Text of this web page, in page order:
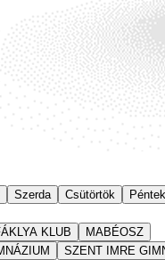
Szerda Csütörtök Péntek
KLUB
MABÉOSZ
SZENT IMRE